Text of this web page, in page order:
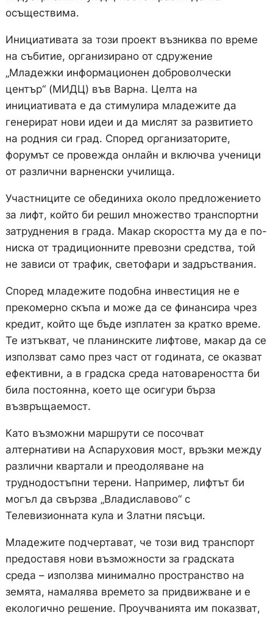
осъществима.
Инициативата за този проект възниква по време
на събитие, организирано от сдружение
„Младежки информационен доброволчески
център“ (МИДЦ) във Варна. Целта на
инициативата е да стимулира младежите да
генерират нови идеи и да мислят за развитието
на родния си град. Според организаторите,
форумът се провежда онлайн и включва ученици
от различни варненски училища.
Участниците се обединиха около предложението
за лифт, който би решил множество транспортни
затруднения в града. Макар скоростта му да е по-
ниска от традиционните превозни средства, той
не зависи от трафик, светофари и задръствания.
Според младежите подобна инвестиция не е
прекомерно скъпа и може да се финансира чрез
кредит, който ще бъде изплатен за кратко време.
Те изтъкват, че планинските лифтове, макар да се
използват само през част от годината, се оказват
ефективни, а в градска среда натовареността би
била постоянна, което ще осигури бърза
възвръщаемост.
Като възможни маршрути се посочват
алтернативи на Аспаруховия мост, връзки между
различни квартали и преодоляване на
труднодостъпни терени. Например, лифтът би
могъл да свързва „Владиславово“ с
Телевизионната кула и Златни пясъци.
Младежите подчертават, че този вид транспорт
предоставя нови възможности за градската
среда – използва минимално пространство на
земята, намалява времето за придвижване и е
екологично решение. Проучванията им показват,